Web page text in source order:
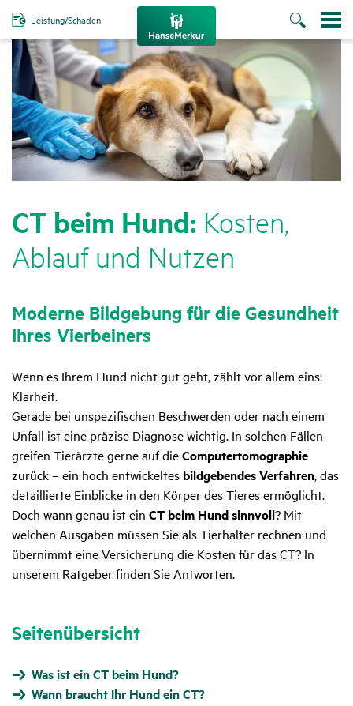
Leistung/Schaden
CT beim Hund: Kosten,
Ablauf und Nutzen
Moderne Bild­ge­bung für die Gesund­heit
Ihres Vier­bei­ners
Wenn es Ihrem Hund nicht gut geht, zählt vor allem eins:
Klarheit.
Gerade bei unspezifischen Beschwerden oder nach einem
Unfall ist eine präzise Diagnose wichtig. In solchen Fällen
greifen Tierärzte gerne auf dieComputertomographie
zurück – ein hoch entwickeltes bildgebendes Verfahren, das
detaillierte Einblicke in den Körper des Tieres ermöglicht.
Doch wann genau ist ein CT beim Hund sinnvoll? Mit
welchen Ausgaben müssen Sie als Tierhalter rechnen und
übernimmt eine Versicherung die Kosten für das CT? In
unserem Ratgeber finden Sie Antworten.
Seitenübersicht
Was ist ein CT beim Hund?
Wann braucht Ihr Hund ein CT?